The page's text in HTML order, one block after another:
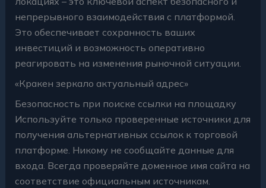
непрерывного взаимодействия с платформой.
Это обеспечивает сохранность ваших
инвестиций и возможность оперативно
реагировать на изменения рыночной ситуации.
«Кракен зеркало актуальный адрес»
Безопасность при поиске ссылки на площадку
Используйте только проверенные источники для
получения альтернативных ссылок к торговой
платформе. Никому не сообщайте данные для
входа. Всегда проверяйте доменное имя сайта на
соответствие официальным источникам.